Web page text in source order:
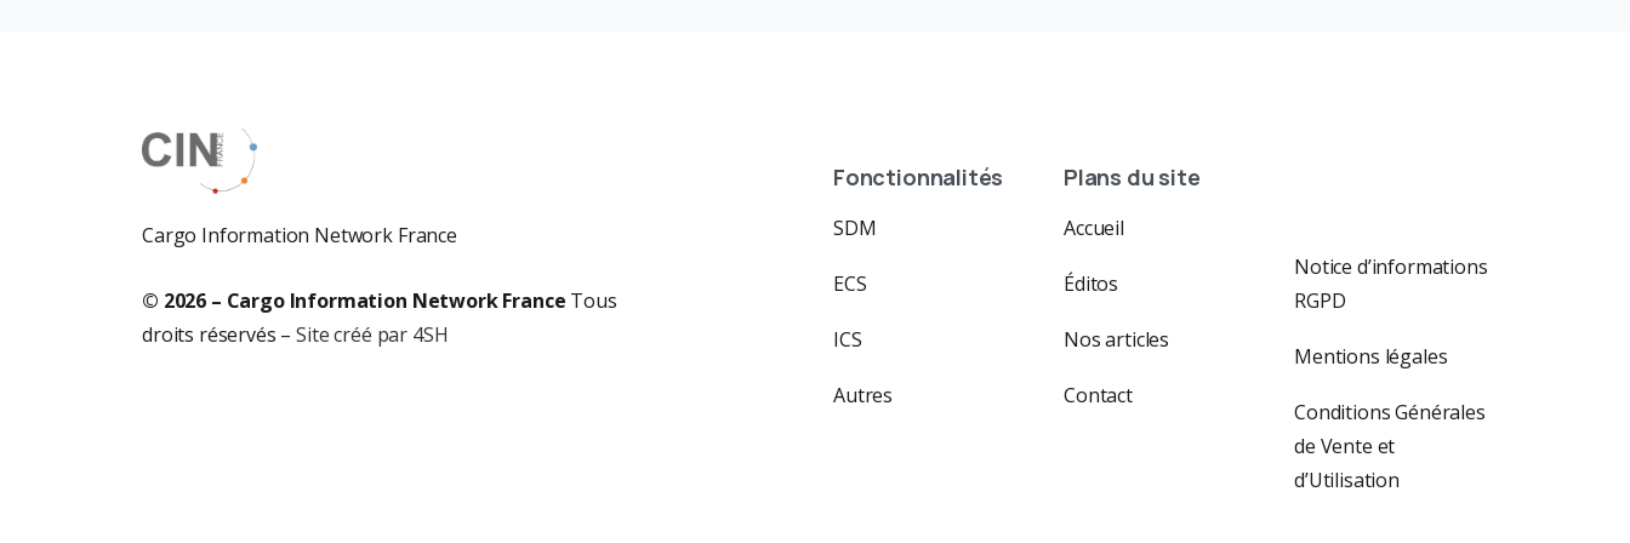
Cargo Information Network France
© 2026 – Cargo Information Network France Tous
droits réservés –Site créé par 4SH
Fonctionnalités
SDM
ECS
ICS
Autres
Plans du site
Accueil
Éditos
Nos articles
Contact
Notice d’informations
RGPD
Mentions légales
Conditions Générales
de Vente et
d’Utilisation